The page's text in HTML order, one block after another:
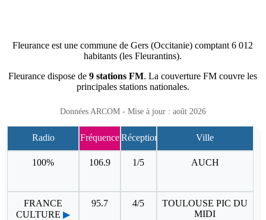
Fleurance est une commune de Gers (Occitanie) comptant 6 012
habitants (les Fleurantins).
Fleurance dispose de9 stations FM. La couverture FM couvre les
principales stations nationales.
Données ARCOM - Mise à jour : août 2026
Radio FréquenceRéception Ville
100% 106.9 1/5 AUCH
FRANCE
CULTURE ▶
95.7 4/5
TOULOUSE PIC DU
MIDI